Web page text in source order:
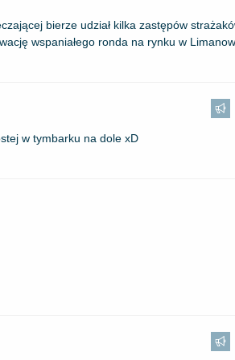
bierze udział kilka zastępów
wspaniałego ronda na rynku w
w tymbarku na dole xD